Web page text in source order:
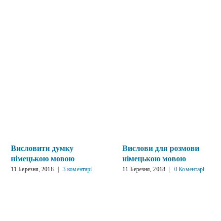
Висловити думку
німецькою мовою
11 Березня, 2018 | 3 коментарі
Вислови для розмови
німецькою мовою
11 Березня, 2018 | 0 Коментарі